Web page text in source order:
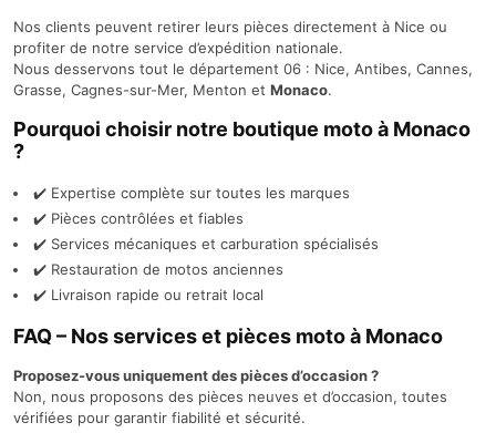
Nos clients peuvent retirer leurs pièces directement à Nice ou
profiter de notre service d’expédition nationale.
Nous desservons tout le département 06 : Nice, Antibes, Cannes,
Grasse, Cagnes-sur-Mer, Menton et Monaco.
Pourquoi choisir notre boutique moto à Monaco
?
✔️ Expertise complète sur toutes les marques
✔️ Pièces contrôlées et fiables
✔️ Services mécaniques et carburation spécialisés
✔️ Restauration de motos anciennes
✔️ Livraison rapide ou retrait local
FAQ – Nos services et pièces moto à Monaco
Proposez-vous uniquement des pièces d’occasion ?
Non, nous proposons des pièces neuves et d’occasion, toutes
vérifiées pour garantir fiabilité et sécurité.